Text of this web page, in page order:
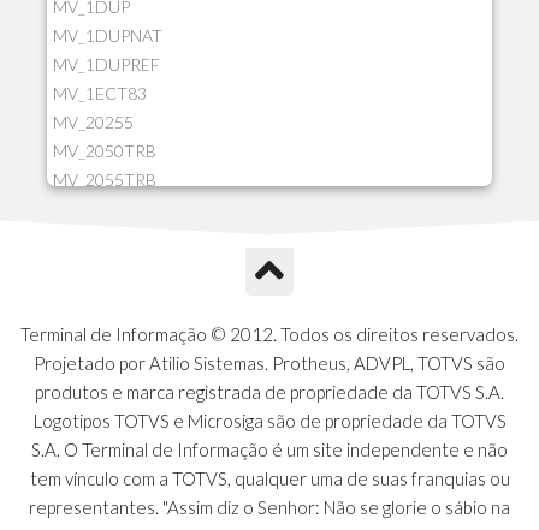
MV_1DUP
MV_1DUPNAT
MV_1DUPREF
MV_1ECT83
MV_20255
MV_2050TRB
MV_2055TRB
MV_2GNOINC
MV_320SLD
MV_325PMDA
MV_330ATCM
MV_340LOCK
MV_3DUPREF
MV_5CLIFOR
Terminal de Informação © 2012. Todos os direitos reservados.
Projetado por Atilio Sistemas. Protheus, ADVPL, TOTVS são
produtos e marca registrada de propriedade da TOTVS S.A.
Logotipos TOTVS e Microsiga são de propriedade da TOTVS
S.A. O Terminal de Informação é um site independente e não
tem vínculo com a TOTVS, qualquer uma de suas franquias ou
representantes. "Assim diz o Senhor: Não se glorie o sábio na